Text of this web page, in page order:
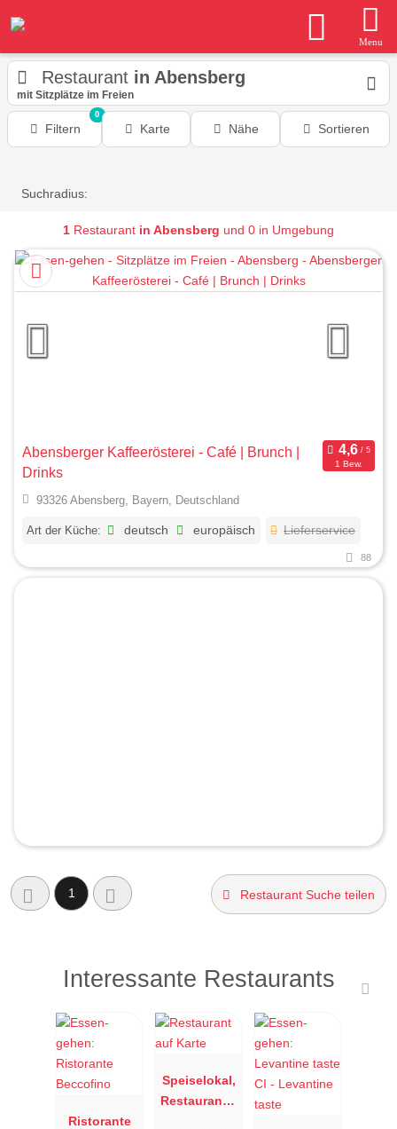
Menu
Restaurant in Abensberg
mit Sitzplätze im Freien
Filtern
0
Karte Nähe Sortieren
Suchradius:
1 Restaurant in Abensberg und 0 in Umgebung
Abensberger Kaffeerösterei - Café | Brunch |
Drinks
1 Bew.
93326 Abensberg, Bayern, Deutschland
Art der Küche: deutsch europäisch Lieferservice
88
1 Restaurant Suche teilen
Interessante Restaurants
Ristorante
Speiselokal,
Restaurant "